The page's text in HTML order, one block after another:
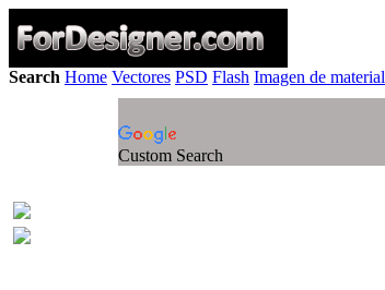
Search Home Vectores PSD Flash Imagen de material
Custom Search